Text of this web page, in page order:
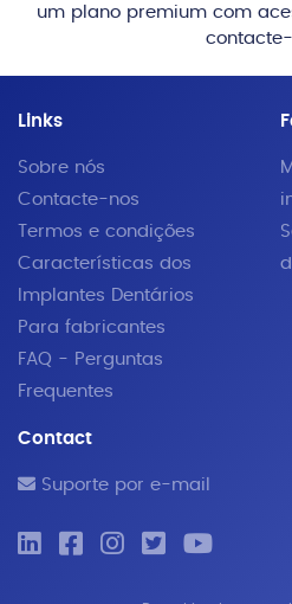
um plano premium com
Links
Sobre nós
Contacte-nos
Termos e condições
Características dos
Implantes Dentários
Para fabricantes
FAQ - Perguntas
Frequentes
Contact
Suporte por e-mail